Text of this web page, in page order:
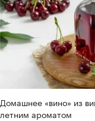
Домашнее «вино» из
летним ароматом